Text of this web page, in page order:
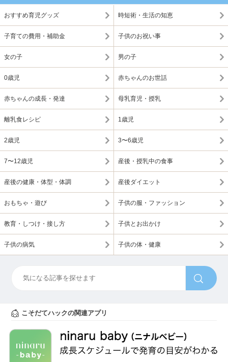
おすすめ育児グッズ 時短術・生活の知恵
子育ての費用・補助金 子供のお祝い事
女の子 男の子
0歳児 赤ちゃんのお世話
赤ちゃんの成長・発達 母乳育児・授乳
離乳食レシピ 1歳児
2歳児 3〜6歳児
7〜12歳児 産後・授乳中の食事
産後の健康・体型・体調 産後ダイエット
おもちゃ・遊び 子供の服・ファッション
教育・しつけ・接し方 子供とお出かけ
子供の病気 子供の体・健康
こそだてハックの関連アプリ